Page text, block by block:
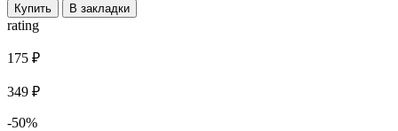
Купить В закладки
rating
175 ₽
349 ₽
-50%